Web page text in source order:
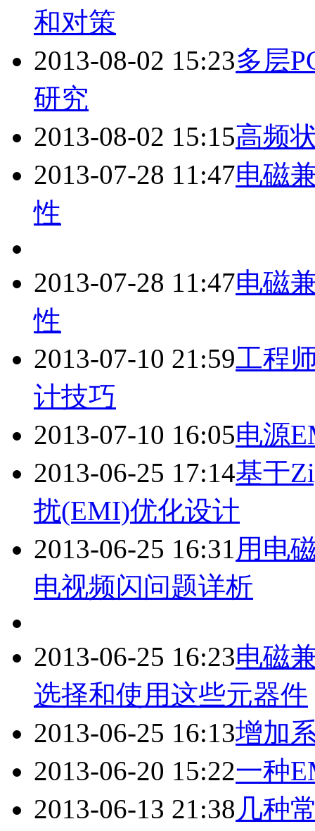
和对策
2013-08-02 15:23多层
研究
2013-08-02 15:15高频
2013-07-28 11:47电磁
性
2013-07-28 11:47电磁
性
2013-07-10 21:59工程
计技巧
2013-07-10 16:05电源
2013-06-25 17:14基于
扰(EMI)优化设计
2013-06-25 16:31用电
电视频闪问题详析
2013-06-25 16:23电磁
选择和使用这些元器件
2013-06-25 16:13增加
2013-06-20 15:22一种
2013-06-13 21:38 几种